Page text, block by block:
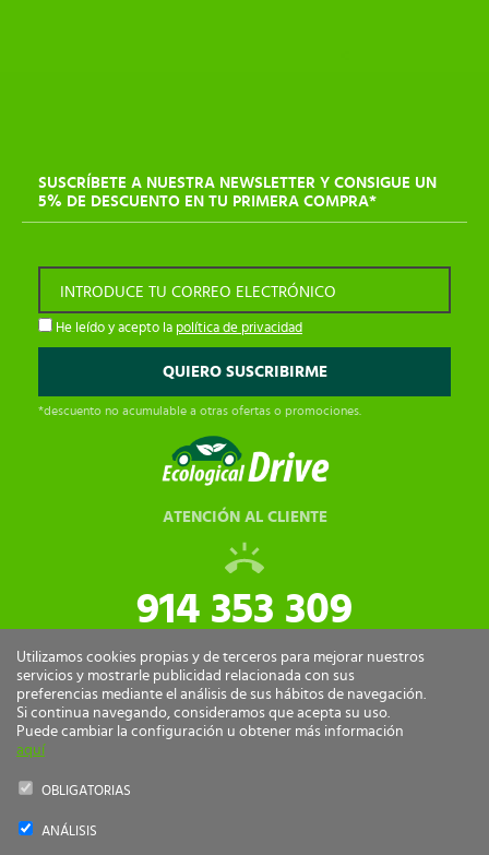
SUSCRÍBETE A NUESTRA NEWSLETTER Y CONSIGUE UN
5% DE DESCUENTO EN TU PRIMERA COMPRA*
INTRODUCE TU CORREO ELECTRÓNICO
He leído y acepto la política de privacidad
*descuento no acumulable a otras ofertas o promociones.
ATENCIÓN AL CLIENTE
914 353 309
tiendaonline@ecologicaldrive.com
Utilizamos cookies propias y de terceros para mejorar nuestros
servicios y mostrarle publicidad relacionada con sus
preferencias mediante el análisis de sus hábitos de navegación.
Si continua navegando, consideramos que acepta su uso.
Puede cambiar la configuración u obtener más información
aquí
OBLIGATORIAS
ANÁLISIS